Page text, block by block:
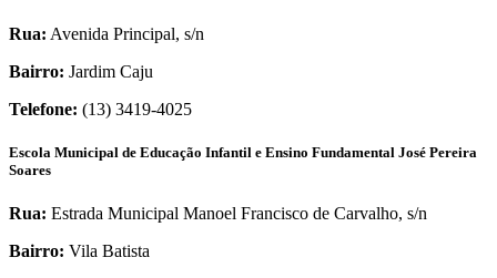
Rua: Avenida Principal, s/n
Bairro: Jardim Caju
Telefone: (13) 3419-4025
Escola Municipal de Educação Infantil e Ensino Fundamental José Pereira
Soares
Rua: Estrada Municipal Manoel Francisco de Carvalho, s/n
Bairro: Vila Batista